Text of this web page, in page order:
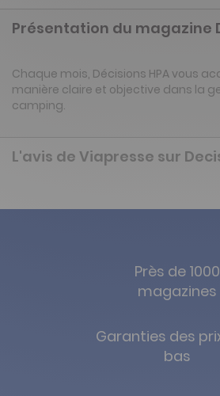
Présentation du magazine
Chaque mois, Décisions HPA vous
manière claire et objective dans la
camping.
L'avis de Viapresse sur
Près de 1000
magazines
Garanties des
bas